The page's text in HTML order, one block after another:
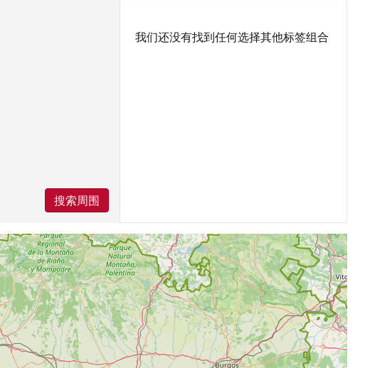
搜索周围
我们还没有找到任何选择其他标签组合